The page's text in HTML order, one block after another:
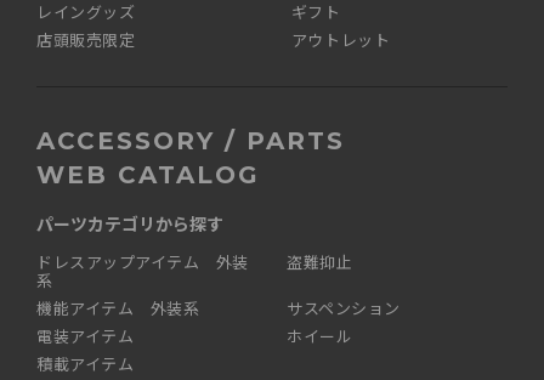
レイングッズ
ギフト
店頭販売限定
アウトレット
ACCESSORY / PARTS
WEB CATALOG
パーツカテゴリから探す
ドレスアップアイテム 外装
系
機能アイテム 外装系
電装アイテム
積載アイテム
盗難抑止
サスペンション
ホイール